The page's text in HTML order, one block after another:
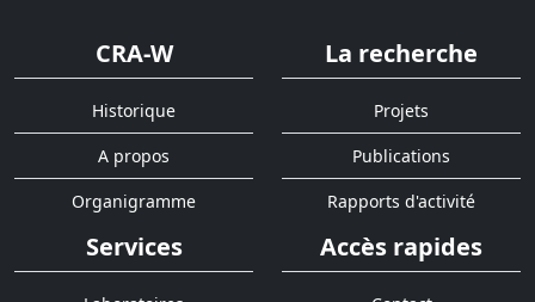
CRA-W
Historique
A propos
Organigramme
La recherche
Projets
Publications
Rapports d'activité
Services Accès rapides